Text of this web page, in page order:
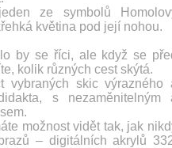
ze symbolů
květina pod její nohou.
by se říci, ale když se
kolik různých cest skýtá.
vybraných skic výrazného
s nezaměnitelným
možnost vidět tak, jak
– digitálních akrylů